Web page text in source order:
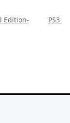
Edition-
PS3